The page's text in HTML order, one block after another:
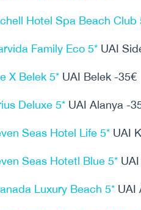
Hotel Spa Beach Club
Family Eco 5* UAI
X Belek 5* UAI Belek -35€
Deluxe 5* UAI Alanya -
Seas Hotel Life 5* UAI
Seas Hotetl Blue 5*
Luxury Beach 5* UAI